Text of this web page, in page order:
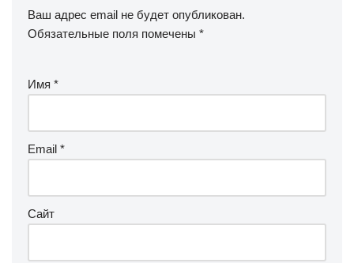
Ваш адрес email не будет опубликован.
Обязательные поля помечены *
Имя *
Email *
Сайт